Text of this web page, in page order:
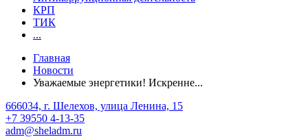
КРП
ТИК
...
Главная
Новости
Уважаемые энергетики! Искренне...
666034, г. Шелехов, улица Ленина, 15
+7 39550 4-13-35
adm@sheladm.ru